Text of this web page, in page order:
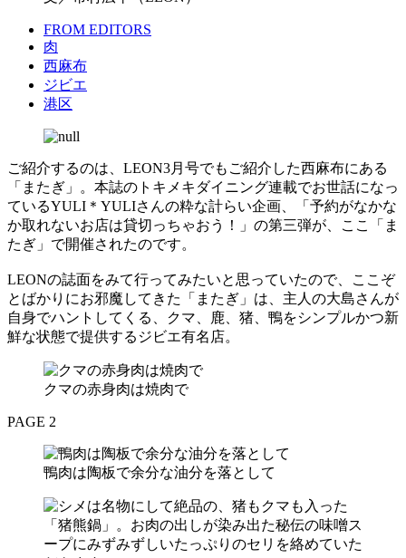
FROM EDITORS
肉
西麻布
ジビエ
港区
ご紹介するのは、LEON3月号でもご紹介した西麻布にある
「またぎ」。本誌のトキメキダイニング連載でお世話になっ
ているYULI＊YULIさんの粋な計らい企画、「予約がなかな
か取れないお店は貸切っちゃおう！」の第三弾が、ここ「ま
たぎ」で開催されたのです。
LEONの誌面をみて行ってみたいと思っていたので、ここぞ
とばかりにお邪魔してきた「またぎ」は、主人の大島さんが
自身でハントしてくる、クマ、鹿、猪、鴨をシンプルかつ新
鮮な状態で提供するジビエ有名店。
クマの赤身肉は焼肉で
PAGE 2
鴨肉は陶板で余分な油分を落として